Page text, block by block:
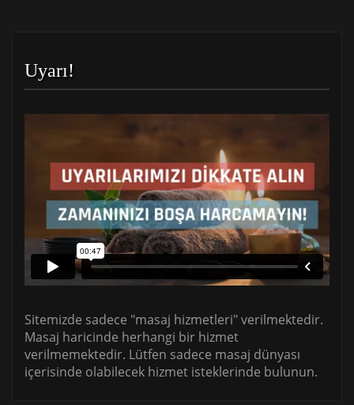
Uyarı!
Sitemizde sadece "masaj hizmetleri" verilmektedir.
Masaj haricinde herhangi bir hizmet
verilmemektedir. Lütfen sadece masaj dünyası
içerisinde olabilecek hizmet isteklerinde bulunun.